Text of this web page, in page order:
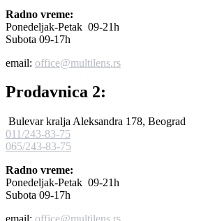
Radno vreme:
Ponedeljak-Petak 09-21h
Subota 09-17h
email: office@multilens.rs
Prodavnica 2:
Bulevar kralja Aleksandra 178, Beograd
011/243-83-75
065/243-83-75
Radno vreme:
Ponedeljak-Petak 09-21h
Subota 09-17h